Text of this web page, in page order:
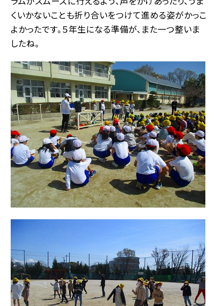
くいかないことも折り合いをつけて進める姿がかっこ
よかったです。５年生になる準備が、また一つ整いま
したね。